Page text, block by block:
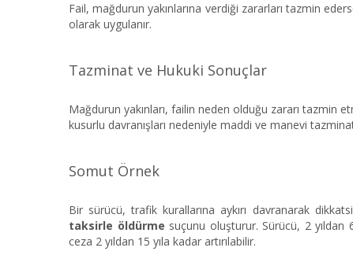
Fail, mağdurun yakınlarına verdiği zararları tazmin
olarak uygulanır.
Tazminat ve Hukuki Sonuçlar
Mağdurun yakınları, failin neden olduğu zararı tazmin
kusurlu davranışları nedeniyle maddi ve manevi
Somut Örnek
Bir sürücü, trafik kurallarına aykırı davranarak
taksirle öldürme suçunu oluşturur. Sürücü, 2
ceza 2 yıldan 15 yıla kadar artırılabilir.